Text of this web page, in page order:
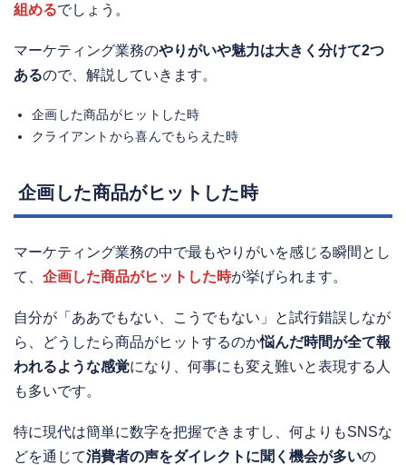
組めるでしょう。
マーケティング業務のやりがいや魅力は大きく分けて2つ
あるので、解説していきます。
企画した商品がヒットした時
クライアントから喜んでもらえた時
企画した商品がヒットした時
マーケティング業務の中で最もやりがいを感じる瞬間とし
て、 企画した商品がヒットした時が挙げられます。
自分が「ああでもない、こうでもない」と試行錯誤しなが
ら、どうしたら商品がヒットするのか悩んだ時間が全て報
われるような感覚になり、何事にも変え難いと表現する人
も多いです。
特に現代は簡単に数字を把握できますし、何よりもSNSな
どを通じて消費者の声をダイレクトに聞く機会が多いの